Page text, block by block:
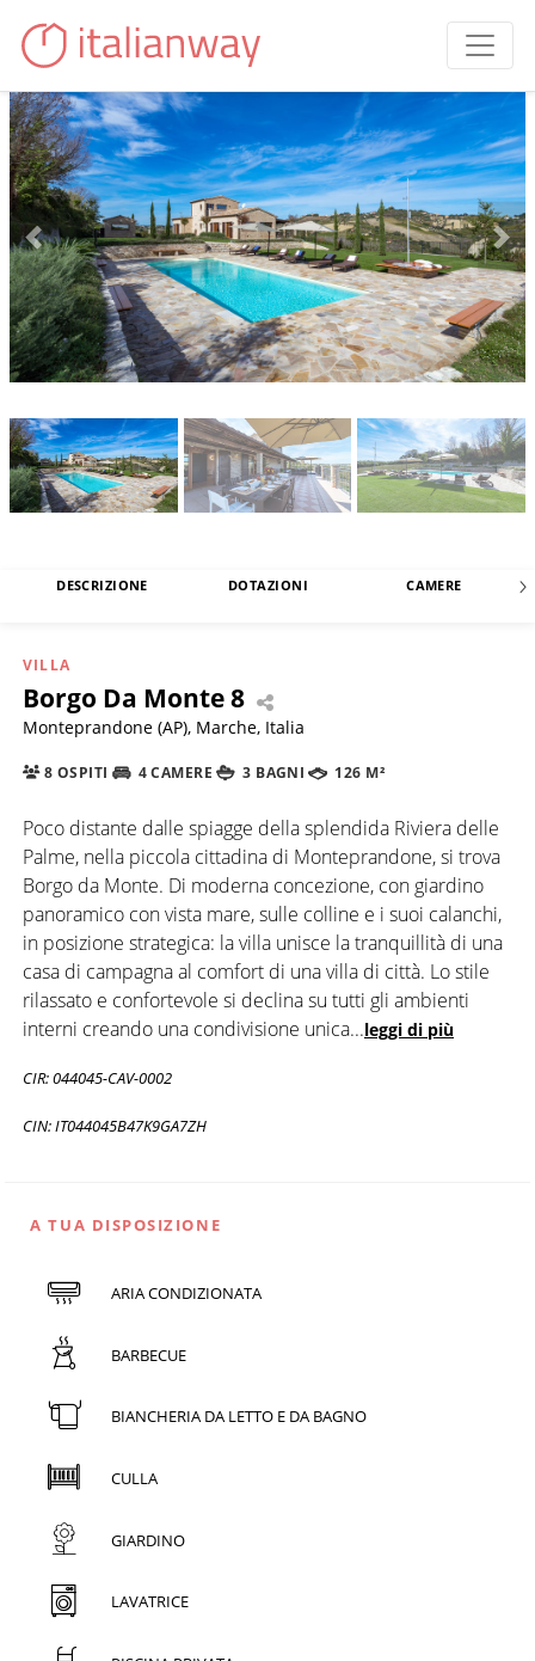
DESCRIZIONE DOTAZIONI CAMERE
VILLA
Borgo Da Monte 8
Monteprandone (AP), Marche, Italia
8 OSPITI 4 CAMERE 3 BAGNI 126 M²
Poco distante dalle spiagge della splendida Riviera delle
Palme, nella piccola cittadina di Monteprandone, si trova
Borgo da Monte. Di moderna concezione, con giardino
panoramico con vista mare, sulle colline e i suoi calanchi,
in posizione strategica: la villa unisce la tranquillità di una
casa di campagna al comfort di una villa di città. Lo stile
rilassato e confortevole si declina su tutti gli ambienti
interni creando una condivisione unica...leggi di più
CIR: 044045-CAV-0002
CIN: IT044045B47K9GA7ZH
A TUA DISPOSIZIONE
ARIA CONDIZIONATA
BARBECUE
BIANCHERIA DA LETTO E DA BAGNO
CULLA
GIARDINO
LAVATRICE